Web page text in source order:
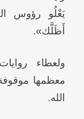
يَعْلُو رؤوس
أَظَلَّك».
ولعطاء
معظمها
الله.